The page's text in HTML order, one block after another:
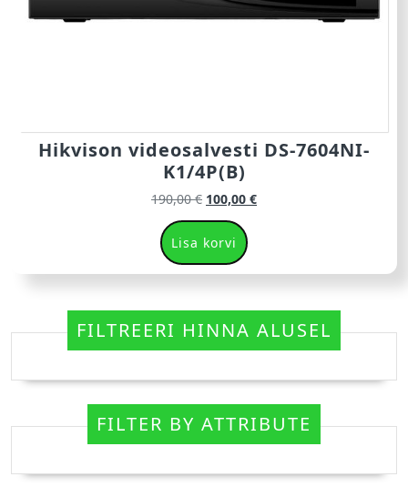
Hikvison videosalvesti DS-7604NI-
K1/4P(B)
190,00€ 100,00 €
Lisa korvi
FILTREERI HINNA ALUSEL
FILTER BY ATTRIBUTE